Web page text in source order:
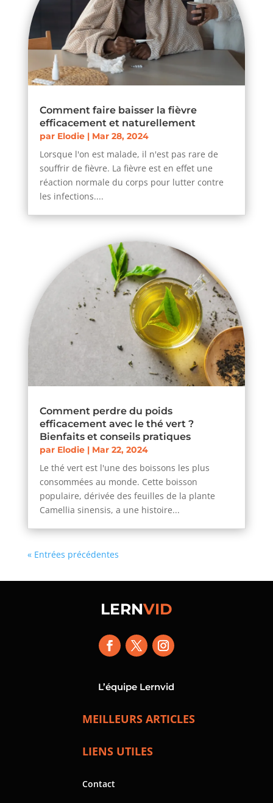
Comment faire baisser la fièvre
efficacement et naturellement
par Elodie| Mar 28, 2024
Lorsque l'on est malade, il n'est pas rare de
souffrir de fièvre. La fièvre est en effet une
réaction normale du corps pour lutter contre
les infections....
Comment perdre du poids
efficacement avec le thé vert ?
Bienfaits et conseils pratiques
par Elodie| Mar 22, 2024
Le thé vert est l'une des boissons les plus
consommées au monde. Cette boisson
populaire, dérivée des feuilles de la plante
Camellia sinensis, a une histoire...
« Entrées précédentes
LERNVID
L’équipe Lernvid
MEILLEURS ARTICLES
LIENS UTILES
Contact